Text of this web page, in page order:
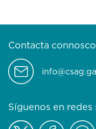
Contacta connosco
Síguenos en redes